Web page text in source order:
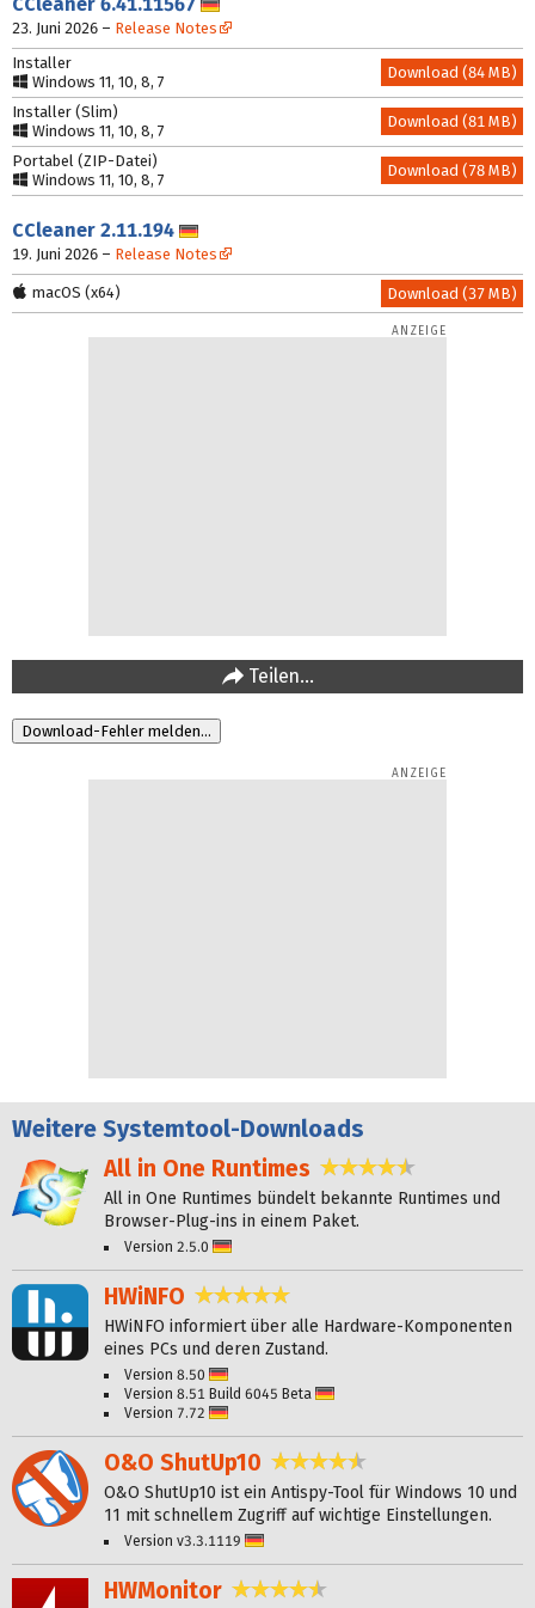
23. Juni 2026 – Release Notes
Installer
Windows 11, 10, 8, 7
Download (84 MB)
Installer (Slim)
Windows 11, 10, 8, 7
Download (81 MB)
Portabel (ZIP-Datei)
Windows 11, 10, 8, 7
Download (78 MB)
CCleaner 2.11.194
19. Juni 2026 – Release Notes
macOS (x64) Download (37 MB)
Teilen…
Weitere Systemtool-Downloads
All in One Runtimes 4,4 Sterne
All in One Runtimes bündelt bekannte Runtimes und
Browser-Plug-ins in einem Paket.
Version 2.5.0
HWiNFO
HWiNFO informiert über alle Hardware-Komponenten
eines PCs und deren Zustand.
Version 8.50
Version 8.51 Build 6045 Beta
Version 7.72
O&O ShutUp10 4,6 Sterne
O&O ShutUp10 ist ein Antispy-Tool für Windows 10 und
11 mit schnellem Zugriff auf wichtige Einstellungen.
Version v3.3.1119
HWMonitor 4,6 Sterne